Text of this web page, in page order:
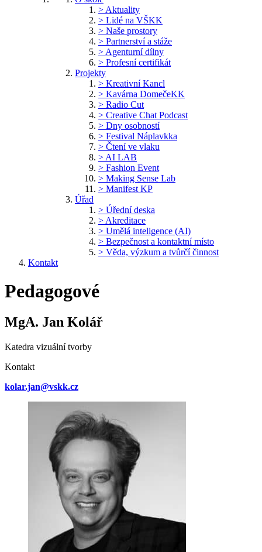
> Aktuality
> Lidé na VŠKK
> Naše prostory
> Partnerství a stáže
> Agenturní dílny
> Profesní certifikát
Projekty
> Kreativní Kancl
> Kavárna DomečeKK
> Radio Cut
> Creative Chat Podcast
> Dny osobností
> Festival Náplavkka
> Čtení ve vlaku
> AI LAB
> Fashion Event
> Making Sense Lab
> Manifest KP
Úřad
> Úřední deska
> Akreditace
> Umělá inteligence (AI)
> Bezpečnost a kontaktní místo
> Věda, výzkum a tvůrčí činnost
Kontakt
Pedagogové
MgA. Jan Kolář
Katedra vizuální tvorby
Kontakt
kolar.jan@vskk.cz